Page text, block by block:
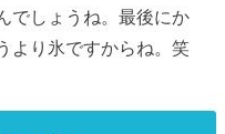
でしょうね。最後にか
より氷ですからね。笑